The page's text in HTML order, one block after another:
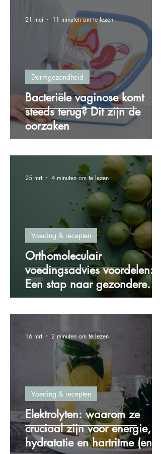
Bacteriële vaginose komt
steeds terug? Dit zijn de
oorzaken
Darmgezondheid
21 mei 11 minuten om te lezen
Orthomoleculair
voedingsadvies voordelen:
Een stap naar gezondere
voeding
Voeding & recepten
25 mrt 4 minuten om te lezen
Elektrolyten: waarom ze
cruciaal zijn voor energie,
hydratatie en hartritme (en
Voeding & recepten
16 mrt 2 minuten om te lezen